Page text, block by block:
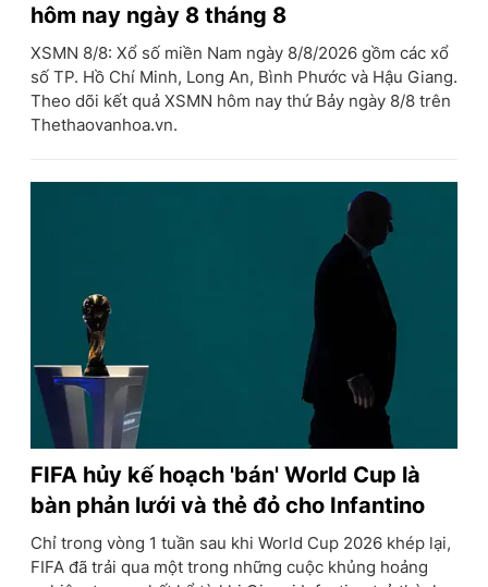
hôm nay ngày 8 tháng 8
XSMN 8/8: Xổ số miền Nam ngày 8/8/2026 gồm các xổ
số TP. Hồ Chí Minh, Long An, Bình Phước và Hậu Giang.
Theo dõi kết quả XSMN hôm nay thứ Bảy ngày 8/8 trên
Thethaovanhoa.vn.
FIFA hủy kế hoạch 'bán' World Cup là
bàn phản lưới và thẻ đỏ cho Infantino
Chỉ trong vòng 1 tuần sau khi World Cup 2026 khép lại,
FIFA đã trải qua một trong những cuộc khủng hoảng